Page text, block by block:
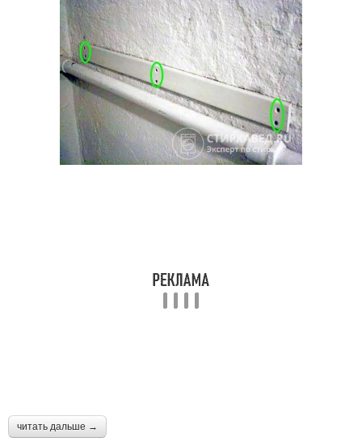
читать дальше →